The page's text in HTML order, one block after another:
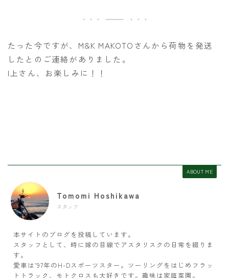
たった今ですが、M&K MAKOTOさんから荷物を発送
したとのご連絡がありました。
I上さん、お楽しみに！！
ABOUT ME
Tomomi Hoshikawa
スタッフ
本サイトのブログを投稿しています。
スタッフとして、時に嫁の目線でアスタリスクの日常を綴りま
す。
愛車は’97年のH-Dスポーツスター。ツーリングをはじめフラッ
トトラック、モトクロスも大好きです。趣味は家庭菜園。